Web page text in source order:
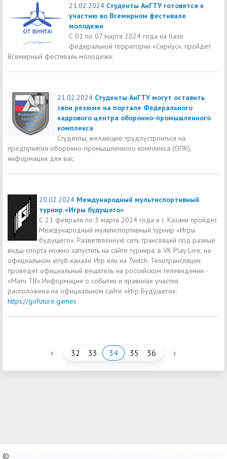
21.02.2024 Студенты АнГТУ готовятся к
участию во Всемирном фестивале
молодежи
С 01 по 07 марта 2024 года на базе
федеральной территории «Сириус», пройдет
Всемирный фестиваль молодежи.
21.02.2024 Студенты АнГТУ могут оставить
свои резюме на портале Федерального
кадрового центра оборонно-промышленного
комплекса
Студенты, желающие трудоустроиться на
предприятия оборонно-промышленного комплекса (ОПК),
информация для вас.
20.02.2024 Международный мультиспортивный
турнир «Игры будущего»
С 21 февраля по 3 марта 2024 года в г. Казани пройдет
Международный мультиспортивный турнир «Игры
будущего». Разветвленную сеть трансляций под разные
виды спорта можно запустить на сайте турнира, в VK Play Live, на
официальном ютуб-канале Игр или на Twitch. Телетрансляции
проведет официальный вещатель на российском телевидении -
«Матч ТВ».Информация о событии и правилах участия
расположена на официальном сайте «Игр Будущего»:
https://gofuture.games
‹ 32 33 34 35 36 ›
©